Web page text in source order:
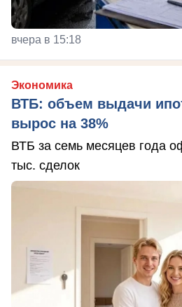
вчера в 15:18
Экономика
ВТБ: объем выдачи
вырос на 38%
ВТБ за семь месяцев года
тыс. сделок